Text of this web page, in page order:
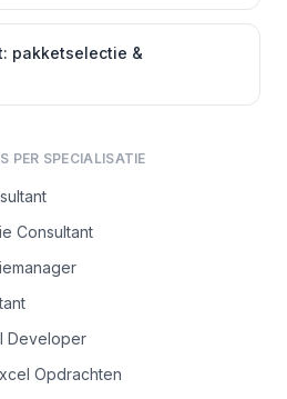
pakketselectie &
PER SPECIALISATIE
Consultant
Developer
Opdrachten